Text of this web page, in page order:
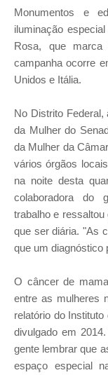
Monumentos e
iluminação
Rosa, que
campanha ocorre
Unidos e Itália.
No Distrito
da Mulher do
da Mulher da
vários órgãos
na noite desta
colaboradora do
trabalho e
que ser diária. "As
que um diagnóstico
O câncer de
entre as mulheres
relatório do
divulgado em
gente lembrar que
espaço especial